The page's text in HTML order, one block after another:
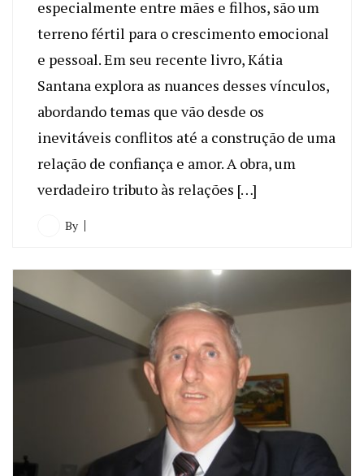
especialmente entre mães e filhos, são um
terreno fértil para o crescimento emocional
e pessoal. Em seu recente livro, Kátia
Santana explora as nuances desses vínculos,
abordando temas que vão desde os
inevitáveis conflitos até a construção de uma
relação de confiança e amor. A obra, um
verdadeiro tributo às relações […]
By